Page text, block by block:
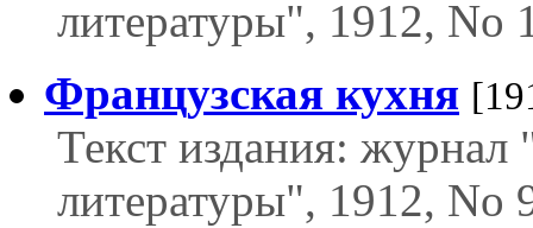
литературы", 1912, No
Французская кухня
Текст издания:
литературы", 1912, No